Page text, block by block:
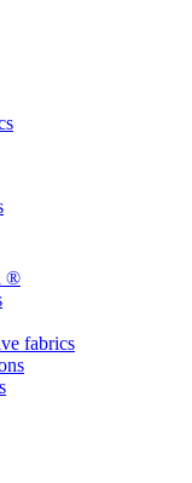
®
fabrics